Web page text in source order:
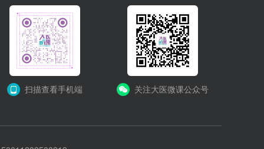
扫描查看手机端 关注大医微课公众号